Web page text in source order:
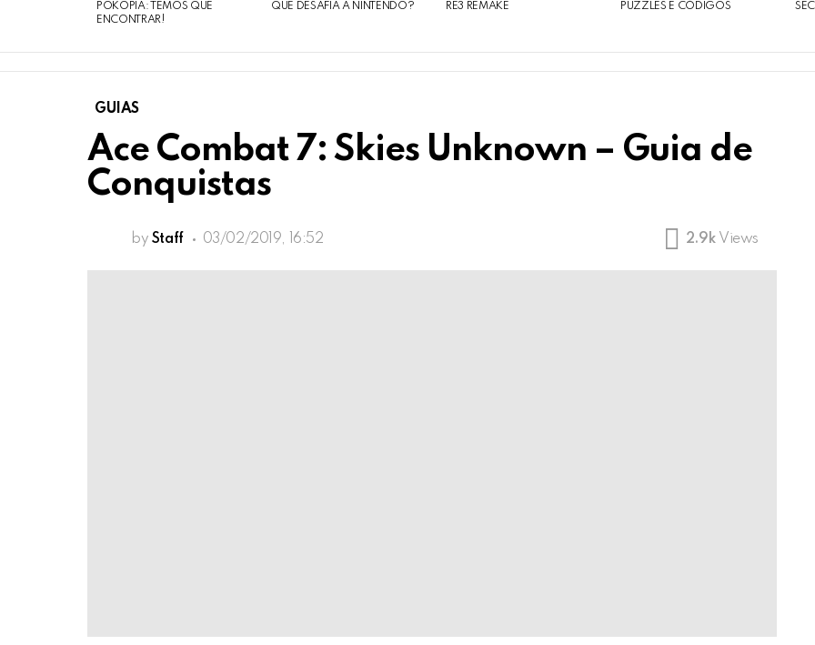
POKOPIA: TEMOS QUE
ENCONTRAR!
QUE DESAFIA A NINTENDO?
RE3 REMAKE
PUZZLES E CÓDIGOS
GUIAS
Ace Combat 7: Skies Unknown – Guia de
Conquistas
by Staff 03/02/2019, 16:52 2.9k Views